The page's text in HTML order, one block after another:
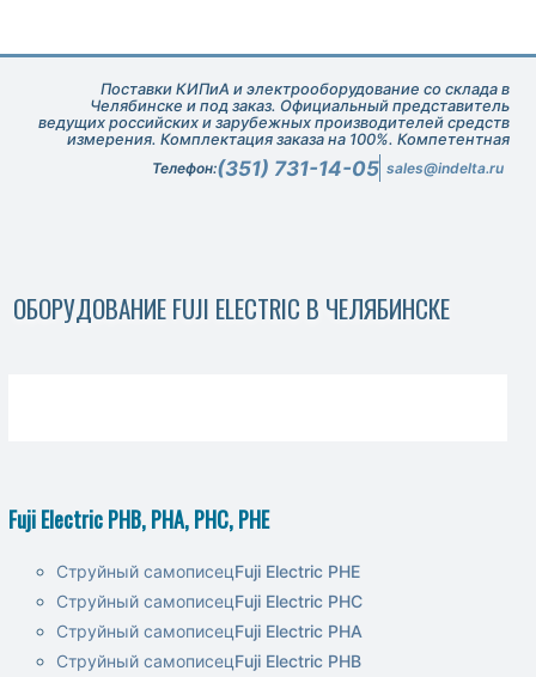
Поставки КИПиА и электрооборудование со склада в
Челябинске и под заказ. Официальный представитель
ведущих российских и зарубежных производителей средств
измерения. Комплектация заказа на 100%. Компетентная
техническая поддержка при подборе оборудования.
Телефон:(351) 731-14-05 sales@indelta.ru
ОБОРУДОВАНИЕ FUJI ELECTRIC В ЧЕЛЯБИНСКЕ
Fuji Electric PHB, PHA, PHC, PHE
Струйный самописецFuji Electric PHE
Струйный самописецFuji Electric PHC
Струйный самописецFuji Electric PHA
Струйный самописецFuji Electric PHB